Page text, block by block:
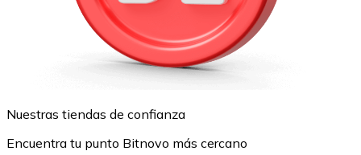
Nuestras tiendas de confianza
Encuentra tu punto Bitnovo más cercano